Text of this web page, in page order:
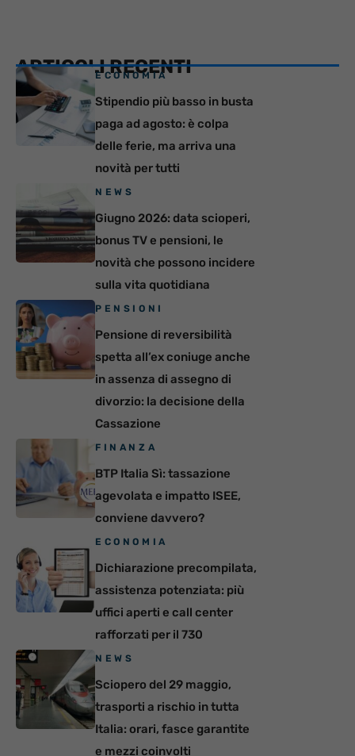
ARTICOLI RECENTI
ECONOMIA
Stipendio più basso in busta
paga ad agosto: è colpa
delle ferie, ma arriva una
novità per tutti
NEWS
Giugno 2026: data scioperi,
bonus TV e pensioni, le
novità che possono incidere
sulla vita quotidiana
PENSIONI
Pensione di reversibilità
spetta all’ex coniuge anche
in assenza di assegno di
divorzio: la decisione della
Cassazione
FINANZA
BTP Italia Sì: tassazione
agevolata e impatto ISEE,
conviene davvero?
ECONOMIA
Dichiarazione precompilata,
assistenza potenziata: più
uffici aperti e call center
rafforzati per il 730
NEWS
Sciopero del 29 maggio,
trasporti a rischio in tutta
Italia: orari, fasce garantite
e mezzi coinvolti